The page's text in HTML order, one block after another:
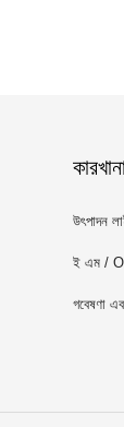
উৎপাদন
ই এম /
গবেষণা